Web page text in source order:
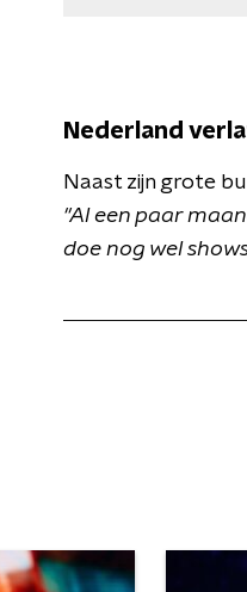
Nederland
Naast zijn grote
"Al een paar
doe nog wel